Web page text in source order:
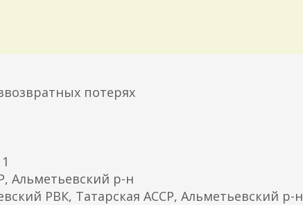
потерях
Альметьевский р-н
РВК, Татарская АССР, Альметьевский р-н